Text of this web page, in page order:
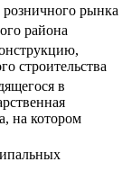
рынка
района
строительства
в
на котором